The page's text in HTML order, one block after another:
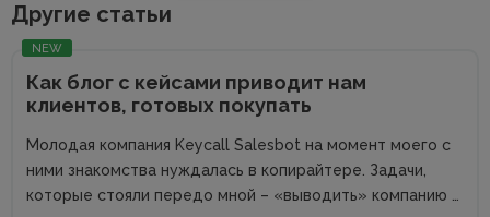
Другие статьи
NEW
Как блог с кейсами приводит нам
клиентов, готовых покупать
Молодая компания Keycall Salesbot на момент моего с
ними знакомства нуждалась в копирайтере. Задачи,
которые стояли передо мной – «выводить» компанию в